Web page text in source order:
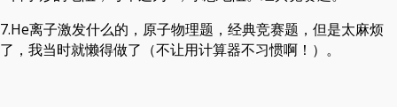
7.He离子激发什么的，原子物理题，经典竞赛题，但是太麻烦
了，我当时就懒得做了（不让用计算器不习惯啊！）。